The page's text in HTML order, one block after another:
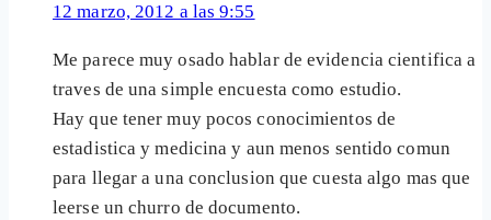
12 marzo, 2012 a las 9:55
Me parece muy osado hablar de evidencia cientifica a
traves de una simple encuesta como estudio.
Hay que tener muy pocos conocimientos de
estadistica y medicina y aun menos sentido comun
para llegar a una conclusion que cuesta algo mas que
leerse un churro de documento.